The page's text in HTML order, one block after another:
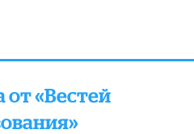
от «Вестей